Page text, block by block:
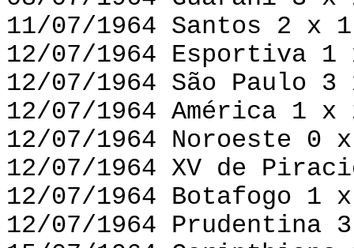
11/07/1964 Santos 2 x
12/07/1964 Esportiva
12/07/1964 São Paulo
12/07/1964 América 1 x
12/07/1964 Noroeste 0
12/07/1964 XV de
12/07/1964 Botafogo 1
12/07/1964 Prudentina